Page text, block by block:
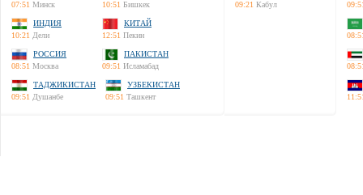
07:51 Минск
10:51 Бишкек
ИНДИЯ
10:21 Дели
КИТАЙ
12:51 Пекин
РОССИЯ
08:51 Москва
ПАКИСТАН
09:51 Исламабад
ТАДЖИКИСТАН
09:51 Душанбе
УЗБЕКИСТАН
09:51 Ташкент
09:21 Кабул